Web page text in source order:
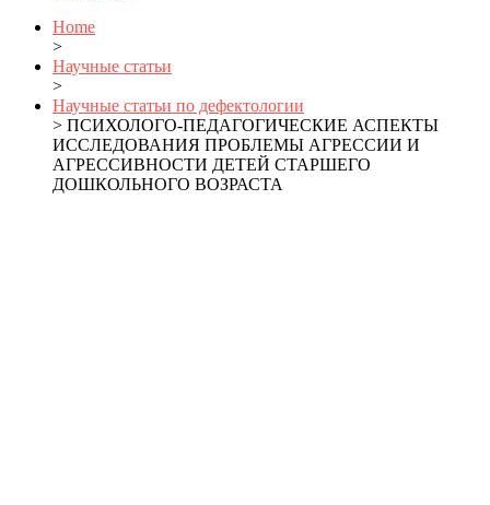
Home
>
Научные статьи
>
Научные статьи по дефектологии
> ПСИХОЛОГО-ПЕДАГОГИЧЕСКИЕ АСПЕКТЫ
ИССЛЕДОВАНИЯ ПРОБЛЕМЫ АГРЕССИИ И
АГРЕССИВНОСТИ ДЕТЕЙ СТАРШЕГО
ДОШКОЛЬНОГО ВОЗРАСТА